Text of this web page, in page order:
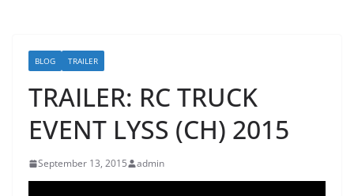
BLOG TRAILER
TRAILER: RC TRUCK
EVENT LYSS (CH) 2015
September 13, 2015 admin